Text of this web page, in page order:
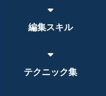
編集スキル
テクニック集